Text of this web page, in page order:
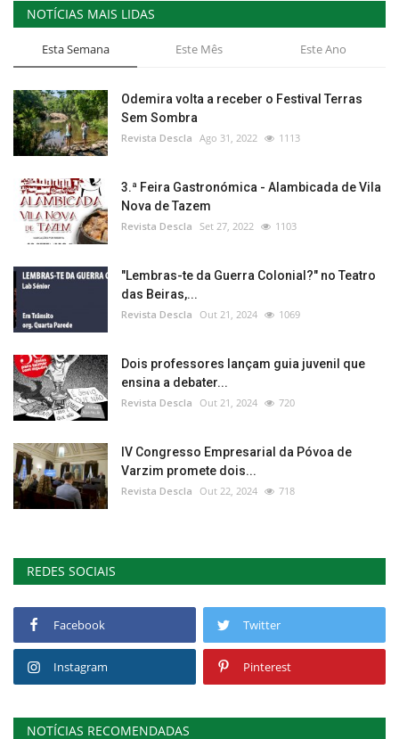
NOTÍCIAS MAIS LIDAS
Esta Semana Este Mês Este Ano
Odemira volta a receber o Festival Terras
Sem Sombra
Revista Descla Ago 31, 2022 1113
3.ª Feira Gastronómica - Alambicada de Vila
Nova de Tazem
Revista Descla Set 27, 2022 1103
"Lembras-te da Guerra Colonial?" no Teatro
das Beiras,...
Revista Descla Out 21, 2024 1069
Dois professores lançam guia juvenil que
ensina a debater...
Revista Descla Out 21, 2024 720
IV Congresso Empresarial da Póvoa de
Varzim promete dois...
Revista Descla Out 22, 2024 718
REDES SOCIAIS
Facebook Twitter
Instagram Pinterest
NOTÍCIAS RECOMENDADAS